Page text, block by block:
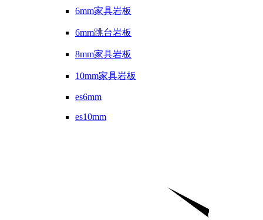
6mm家具岩板
6mm跳台岩板
8mm家具岩板
10mm家具岩板
es6mm
es10mm